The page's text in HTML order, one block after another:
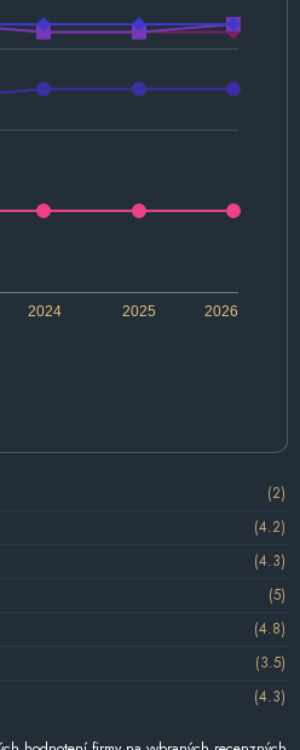
2024 2026
2025
(2)
(4.2)
(4.3)
(5)
(4.8)
(3.5)
(4.3)